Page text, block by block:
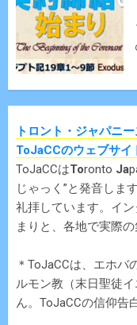
トロント・ジャパニ
ToJaCCのウェブサイ
ToJaCCはToronto Ja
じゃっく”と発音しま
礼拝しています。イ
まりと、各地で実際
＊ToJaCCは、エホバ
ルモン教（末日聖徒
ん。ToJaCCの信仰告